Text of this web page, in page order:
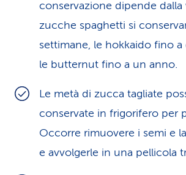
conservazione dipende dalla
zucche spaghetti si
settimane, le hokkaido fino a
le butternut fino a un anno.
Le metà di zucca tagliate
conservate in frigorifero per
Occorre rimuovere i semi e
e avvolgerle in una pellicola